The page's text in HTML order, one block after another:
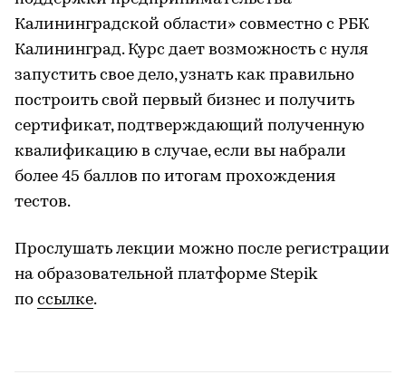
Калининградской области» совместно с РБК
Калининград. Курс дает возможность с нуля
запустить свое дело, узнать как правильно
построить свой первый бизнес и получить
сертификат, подтверждающий полученную
квалификацию в случае, если вы набрали
более 45 баллов по итогам прохождения
тестов.
Прослушать лекции можно после регистрации
на образовательной платформе Stepik
по ссылке.